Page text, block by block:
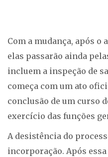
Com a mudança, após
elas passarão ainda
incluem a inspeção de
começa com um ato
conclusão de um curso
exercício das funções
A desistência do
incorporação. Após